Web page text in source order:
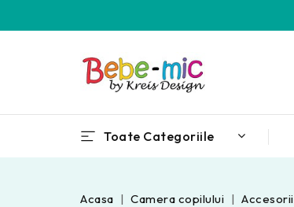
Toate Categoriile
Acasa Camera copilului Accesorii